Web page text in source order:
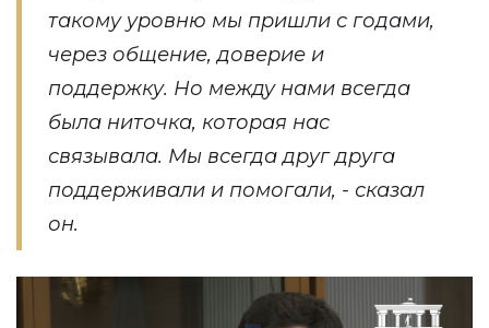
такому уровню мы пришли с годами,
через общение, доверие и
поддержку. Но между нами всегда
была ниточка, которая нас
связывала. Мы всегда друг друга
поддерживали и помогали, - сказал
он.